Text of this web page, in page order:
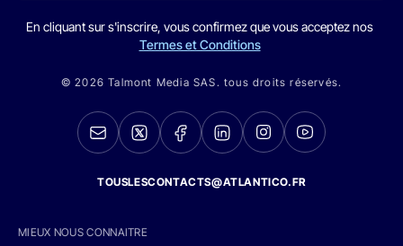
En cliquant sur s'inscrire, vous confirmez que vous acceptez nos
Termes et Conditions
© 2026 Talmont Media SAS. tous droits réservés.
TOUSLESCONTACTS@ATLANTICO.FR
MIEUX NOUS CONNAITRE